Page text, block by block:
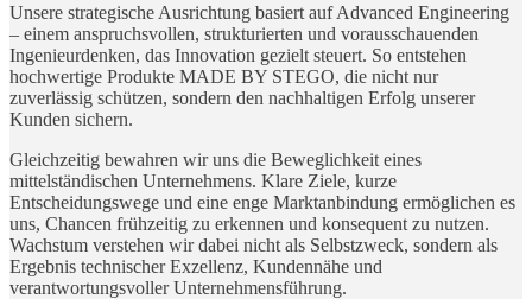
Unsere strategische Ausrichtung basiert auf Advanced Engineering
– einem anspruchsvollen, strukturierten und vorausschauenden
Ingenieurdenken, das Innovation gezielt steuert. So entstehen
hochwertige Produkte MADE BY STEGO, die nicht nur
zuverlässig schützen, sondern den nachhaltigen Erfolg unserer
Kunden sichern.
Gleichzeitig bewahren wir uns die Beweglichkeit eines
mittelständischen Unternehmens. Klare Ziele, kurze
Entscheidungswege und eine enge Marktanbindung ermöglichen es
uns, Chancen frühzeitig zu erkennen und konsequent zu nutzen.
Wachstum verstehen wir dabei nicht als Selbstzweck, sondern als
Ergebnis technischer Exzellenz, Kundennähe und
verantwortungsvoller Unternehmensführung.